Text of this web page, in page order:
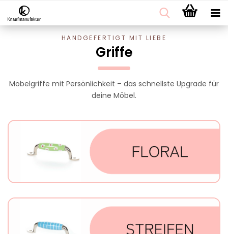
HANDGEFERTIGT MIT LIEBE
Griffe
Möbelgriffe mit Persönlichkeit – das schnellste Upgrade für
deine Möbel.